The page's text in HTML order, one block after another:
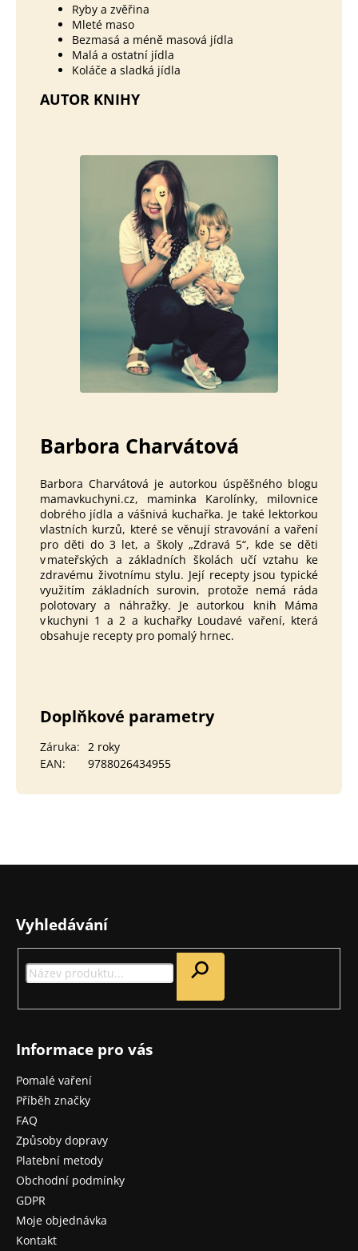
Ryby a zvěřina
Mleté maso
Bezmasá a méně masová jídla
Malá a ostatní jídla
Koláče a sladká jídla
AUTOR KNIHY
Barbora Charvátová
Barbora Charvátová je autorkou úspěšného blogu
mamavkuchyni.cz, maminka Karolínky, milovnice
dobrého jídla a vášnivá kuchařka. Je také lektorkou
vlastních kurzů, které se věnují stravování a vaření
pro děti do 3 let, a školy „Zdravá 5“, kde se děti
v mateřských a základních školách učí vztahu ke
zdravému životnímu stylu. Její recepty jsou typické
využitím základních surovin, protože nemá ráda
polotovary a náhražky. Je autorkou knih
Máma
v kuchyni 1 a 2 a kuchařky Loudavé vaření, která
obsahuje recepty pro pomalý hrnec.
Doplňkové parametry
Záruka:
2 roky
EAN: 9788026434955
Vyhledávání
Informace pro vás
Pomalé vaření
Příběh značky
FAQ
Způsoby dopravy
Platební metody
Obchodní podmínky
GDPR
Moje objednávka
Kontakt